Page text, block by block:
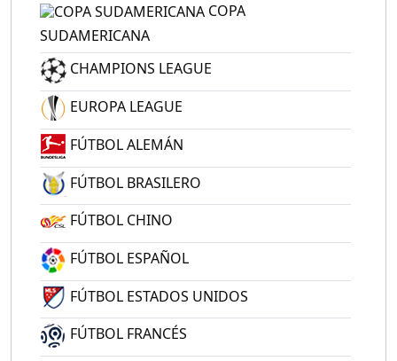
COPA
SUDAMERICANA
CHAMPIONS LEAGUE
EUROPA LEAGUE
FÚTBOL ALEMÁN
FÚTBOL BRASILERO
FÚTBOL CHINO
FÚTBOL ESPAÑOL
FÚTBOL ESTADOS UNIDOS
FÚTBOL FRANCÉS